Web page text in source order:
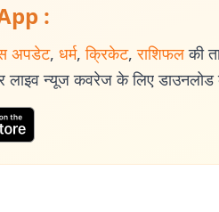
:
अपडेट, धर्म, क्रिकेट, राशिफल की
लाइव न्यूज कवरेज के लिए डाउनलोड